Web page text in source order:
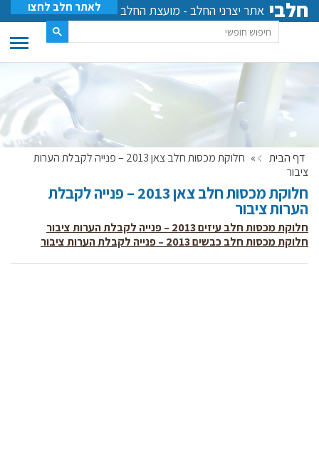
חלבי אתר יצרני החלב - מועצת החלב לאתר חלב לחצו
דף הבית »
חלוקת מכסות חלב צאן 2013 – פנייה לקבלת הערות
ציבור
חלוקת מכסות חלב צאן 2013 – פנייה לקבלת
הערות ציבור
חלוקת מכסות חלב עיזים 2013 – פנייה לקבלת הערות ציבור
חלוקת מכסות חלב כבשים 2013 – פנייה לקבלת הערות ציבור